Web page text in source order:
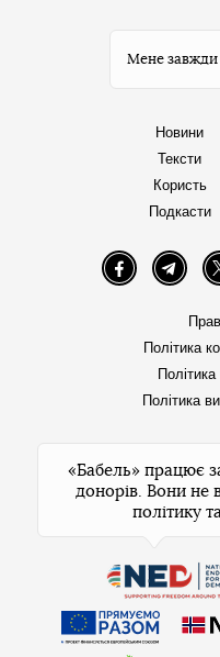
Мене завжди
Новини
Тексти
Користь
Подкасти
Facebook
Політика
Політика
Політика
«Бабель» працює
донорів. Вони не
політику